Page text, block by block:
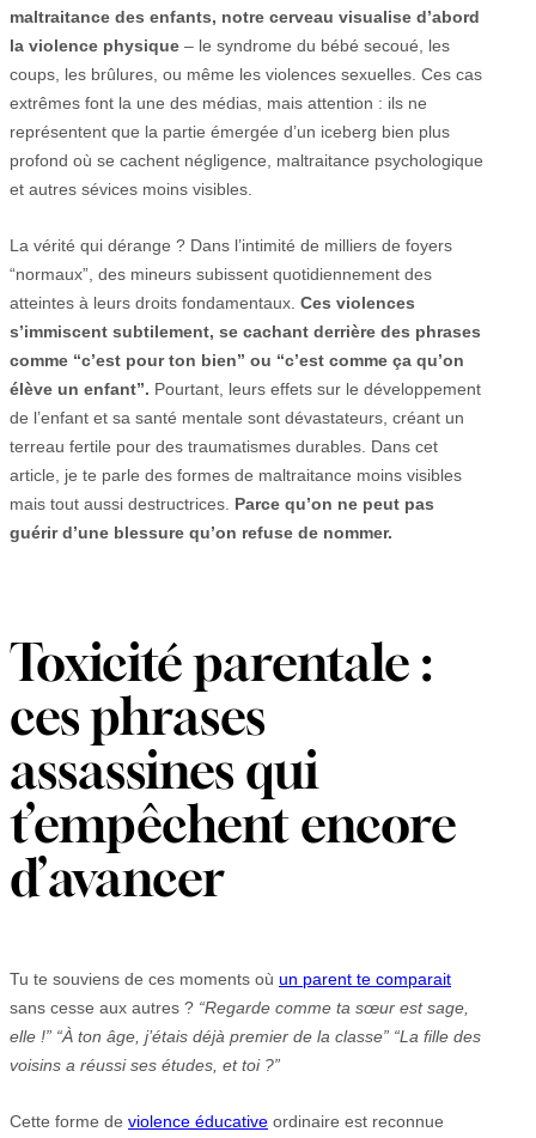
maltraitance des enfants, notre cerveau visualise d’abord
la violence physique – le syndrome du bébé secoué, les
coups, les brûlures, ou même les violences sexuelles. Ces cas
extrêmes font la une des médias, mais attention : ils ne
représentent que la partie émergée d’un iceberg bien plus
profond où se cachent négligence, maltraitance psychologique
et autres sévices moins visibles.
La vérité qui dérange ? Dans l’intimité de milliers de foyers
“normaux”, des mineurs subissent quotidiennement des
atteintes à leurs droits fondamentaux. Ces violences
s’immiscent subtilement, se cachant derrière des phrases
comme “c’est pour ton bien” ou “c’est comme ça qu’on
élève un enfant”. Pourtant, leurs effets sur le développement
de l’enfant et sa santé mentale sont dévastateurs, créant un
terreau fertile pour des traumatismes durables. Dans cet
article, je te parle des formes de maltraitance moins visibles
mais tout aussi destructrices. Parce qu’on ne peut pas
guérir d’une blessure qu’on refuse de nommer.
Toxicité parentale :
ces phrases
assassines qui
t’empêchent encore
d’avancer
Tu te souviens de ces moments où un parent te comparait
sans cesse aux autres ? “Regarde comme ta sœur est sage,
elle !” “À ton âge, j’étais déjà premier de la classe” “La fille des
voisins a réussi ses études, et toi ?”
Cette forme de violence éducative ordinaire est reconnue